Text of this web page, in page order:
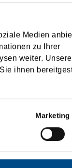
Medien
zu Ihrer
weiter. Unsere
ihnen
Marketing
de transporte
"a cuestas". Este
los costos y la
el aire como
más costosos.